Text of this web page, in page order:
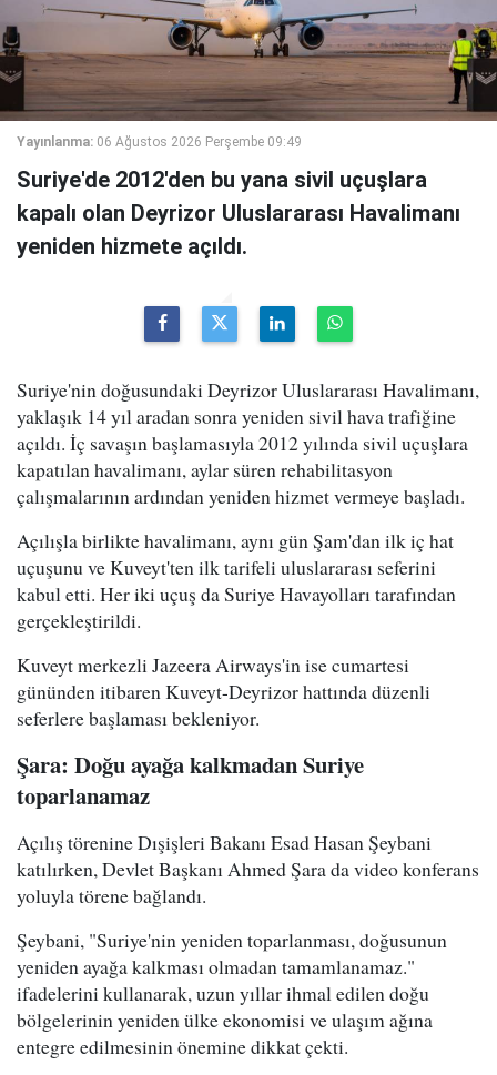
Yayınlanma: 06 Ağustos 2026 Perşembe 09:49
Suriye'de 2012'den bu yana sivil uçuşlara
kapalı olan Deyrizor Uluslararası Havalimanı
yeniden hizmete açıldı.
Suriye'nin doğusundaki Deyrizor Uluslararası Havalimanı,
yaklaşık 14 yıl aradan sonra yeniden sivil hava trafiğine
açıldı. İç savaşın başlamasıyla 2012 yılında sivil uçuşlara
kapatılan havalimanı, aylar süren rehabilitasyon
çalışmalarının ardından yeniden hizmet vermeye başladı.
Açılışla birlikte havalimanı, aynı gün Şam'dan ilk iç hat
uçuşunu ve Kuveyt'ten ilk tarifeli uluslararası seferini
kabul etti. Her iki uçuş da Suriye Havayolları tarafından
gerçekleştirildi.
Kuveyt merkezli Jazeera Airways'in ise cumartesi
gününden itibaren Kuveyt-Deyrizor hattında düzenli
seferlere başlaması bekleniyor.
Şara: Doğu ayağa kalkmadan Suriye
toparlanamaz
Açılış törenine Dışişleri Bakanı Esad Hasan Şeybani
katılırken, Devlet Başkanı Ahmed Şara da video konferans
yoluyla törene bağlandı.
Şeybani, "Suriye'nin yeniden toparlanması, doğusunun
yeniden ayağa kalkması olmadan tamamlanamaz."
ifadelerini kullanarak, uzun yıllar ihmal edilen doğu
bölgelerinin yeniden ülke ekonomisi ve ulaşım ağına
entegre edilmesinin önemine dikkat çekti.